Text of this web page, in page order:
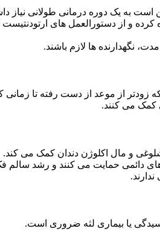
به یک دوره درمانی طولانی نیاز
و از دستورالعمل های
نگهدارنده ها لازم باشند.
از موعد از دست رفته تا زمانی که
کمک می کنند.
و مال اکلوژن دندان کمک می کند.
دائمی حمایت می کنند و رشد سالم
یا بیماری لثه ضروری است.